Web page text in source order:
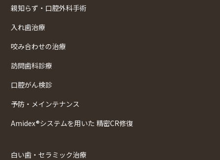
親知らず・口腔外科手術
入れ歯治療
咬み合わせの治療
訪問歯科診療
口腔がん検診
予防・メインテナンス
Amidex®システムを用いた 精密CR修復
白い歯・セラミック治療